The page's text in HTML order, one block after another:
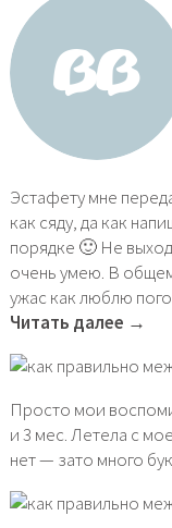
Эстафету мне
как сяду, да как
порядке 🙂 Не
очень умею. В
ужас как люблю
Читать далее →
Просто мои
и 3 мес. Летела с
нет — зато много